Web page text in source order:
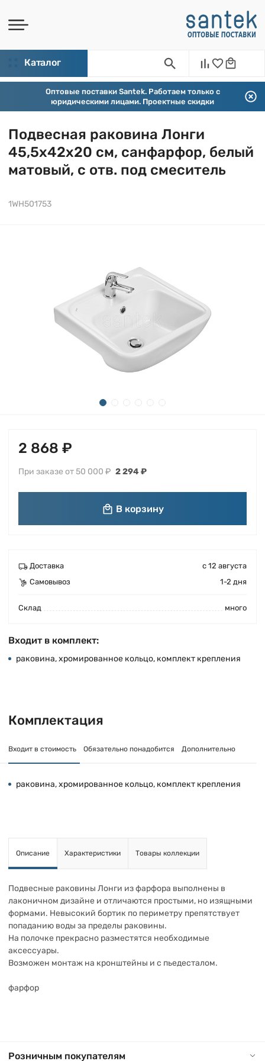
Каталог
Оптовые поставки Santek. Работаем только с
юридическими лицами. Проектные скидки
Подвесная раковина Лонги
45,5х42х20 см, санфарфор, белый
матовый, с отв. под смеситель
1WH501753
2 868 ₽
При заказе от 50 000 ₽ 2 294 ₽
В корзину
Доставка
с 12 августа
Самовывоз
1-2 дня
Cклад много
Входит в комплект:
раковина, хромированное кольцо, комплект крепления
Комплектация
Входит в стоимость Обязательно понадобится Дополнительно
раковина, хромированное кольцо, комплект крепления
Описание Характеристики Товары коллекции
Подвесные раковины Лонги из фарфора выполнены в
лаконичном дизайне и отличаются простыми, но изящными
формами. Невысокий бортик по периметру препятствует
попаданию воды за пределы раковины.
На полочке прекрасно разместятся необходимые
аксессуары.
Возможен монтаж на кронштейны и с пьедесталом.
фарфор
Розничным покупателям